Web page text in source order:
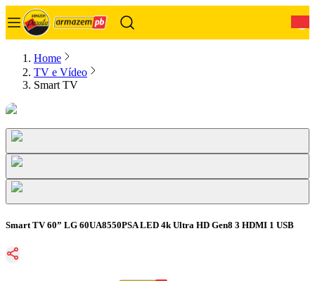
Home
TV e Vídeo
Smart TV
Smart TV 60” LG 60UA8550PSA LED 4k Ultra HD Gen8 3 HDMI 1 USB